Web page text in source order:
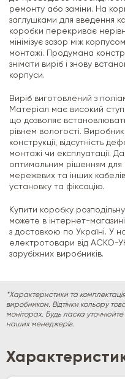
ремонту або заміни. На
заглушками для введення
коробки перекриває
мінімізує зазор між
монтажі. Продумана
знімати виріб і знову
корпуси.
Виріб виготовлений з
Матеріал має високий
що дозволяє
рівнем вологості.
конструкції, відсутність
монтажі чи експлуатації.
оптимальним рішенням
мережевих та інших
установку та фіксацію.
Купити коробку
можете в інтернет-
з доставкою по Україні. У
електротовари від АСКО-
зарубіжних виробників.
*Характеристики та
виробником. Відтінки кольору
моніторах. Будь ласка
наших менеджерів.